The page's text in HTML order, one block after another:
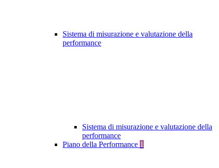
Sistema di misurazione e valutazione della
performance
Sistema di misurazione e valutazione della
performance
Piano della Performance 1